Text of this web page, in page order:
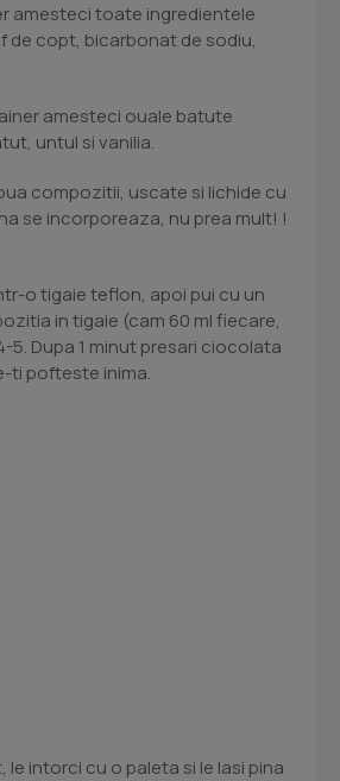
amesteci toate ingredientele
de copt, bicarbonat de sodiu,
amesteci ouale batute
untul si vanilia.
compozitii, uscate si lichide cu
se incorporeaza, nu prea mult! !
o tigaie teflon, apoi pui cu un
in tigaie (cam 60 ml fiecare,
5. Dupa 1 minut presari ciocolata
ti pofteste inima.
le intorci cu o paleta si le lasi pina